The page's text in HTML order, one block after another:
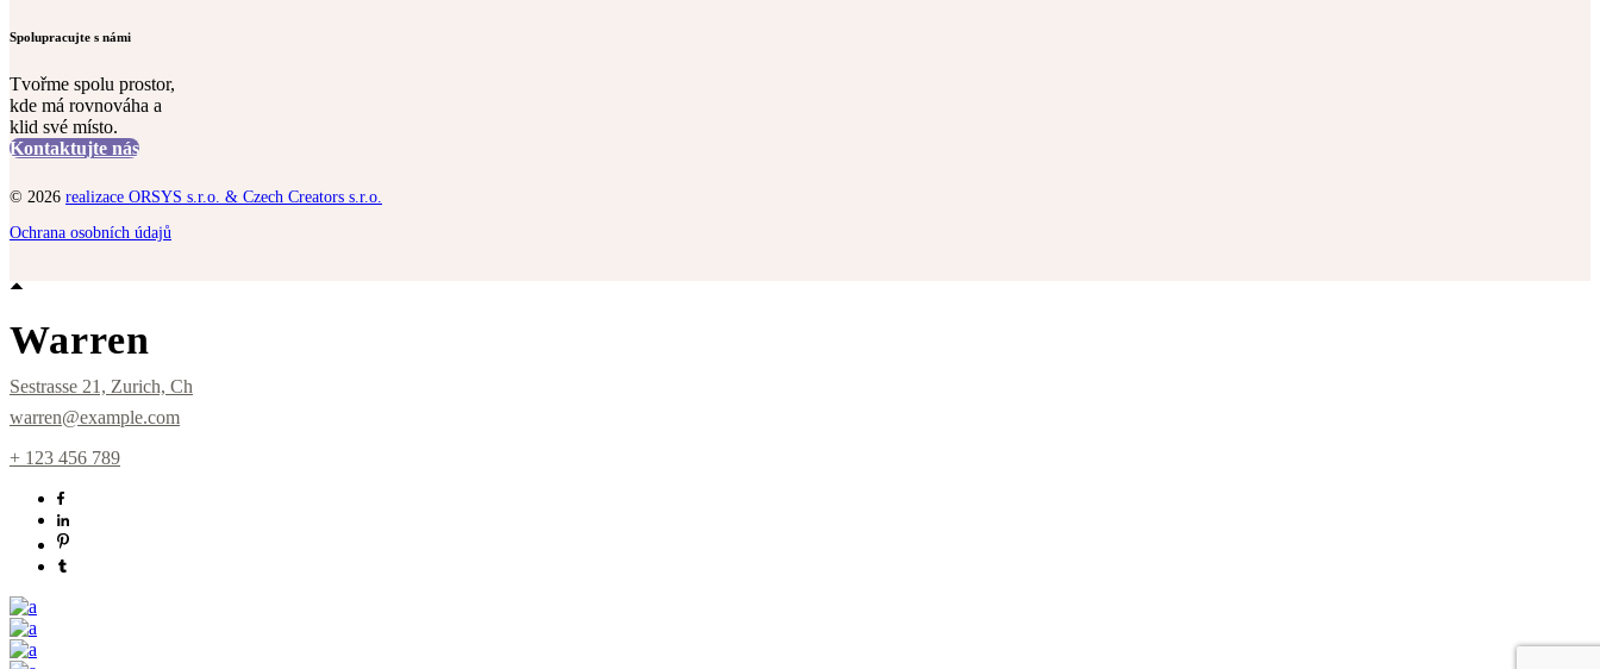
Spolupracujte s námi
Tvořme spolu prostor,
kde má rovnováha a
klid své místo.
Kontaktujte nás
© 2026 realizace ORSYS s.r.o. & Czech Creators s.r.o.
Ochrana osobních údajů
Warren
Sestrasse 21, Zurich, Ch
warren@example.com
+ 123 456 789